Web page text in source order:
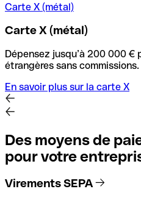
Carte X (métal)
Carte X (métal)
Dépensez jusqu’à 200 000 €
étrangères sans commissions.
En savoir plus sur la carte X
Des moyens de
pour votre
Virements SEPA